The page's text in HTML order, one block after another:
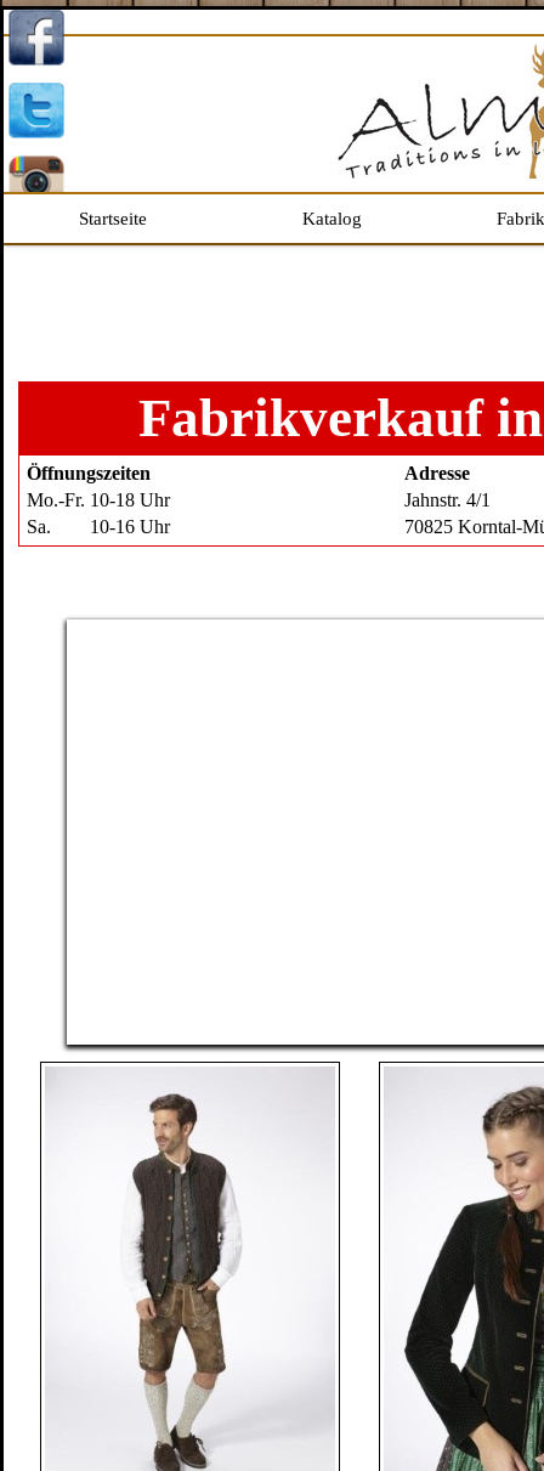
Startseite Katalog
Fabrikverkauf
Öffnungszeiten
Mo.-Fr. 10-18 Uhr
Sa.
10-16 Uhr
Adresse
Jahnstr. 4/1
70825 Korntal-